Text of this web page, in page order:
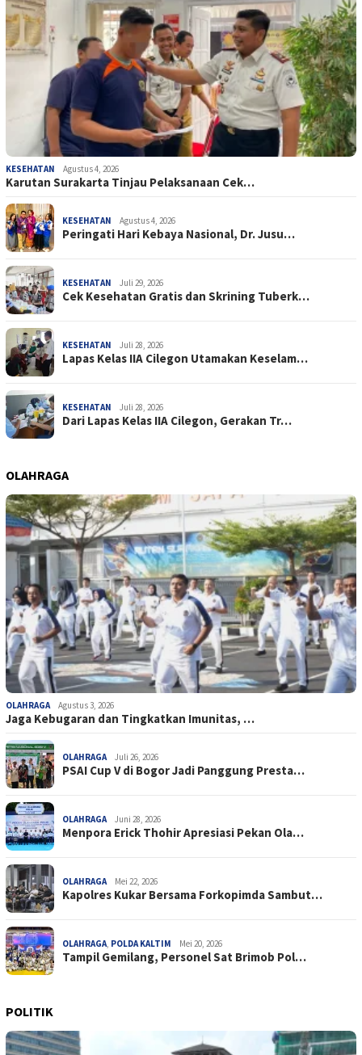
KESEHATAN Agustus 4, 2026
Karutan Surakarta Tinjau Pelaksanaan Cek…
KESEHATAN Agustus 4, 2026
Peringati Hari Kebaya Nasional, Dr. Jusu…
KESEHATAN Juli 29, 2026
Cek Kesehatan Gratis dan Skrining Tuberk…
KESEHATAN Juli 28, 2026
Lapas Kelas IIA Cilegon Utamakan Keselam…
KESEHATAN Juli 28, 2026
Dari Lapas Kelas IIA Cilegon, Gerakan Tr…
OLAHRAGA
OLAHRAGA Agustus 3, 2026
Jaga Kebugaran dan Tingkatkan Imunitas, …
OLAHRAGA Juli 26, 2026
PSAI Cup V di Bogor Jadi Panggung Presta…
OLAHRAGA Juni 28, 2026
Menpora Erick Thohir Apresiasi Pekan Ola…
OLAHRAGA Mei 22, 2026
Kapolres Kukar Bersama Forkopimda Sambut…
OLAHRAGA, POLDA KALTIM Mei 20, 2026
Tampil Gemilang, Personel Sat Brimob Pol…
POLITIK